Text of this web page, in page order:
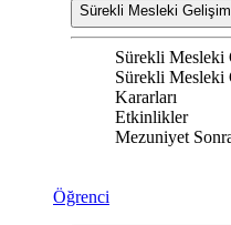
Sürekli Mesleki Gelişim
Sürekli Mesleki
Sürekli Mesleki
Kararları
Etkinlikler
Mezuniyet
Öğrenci